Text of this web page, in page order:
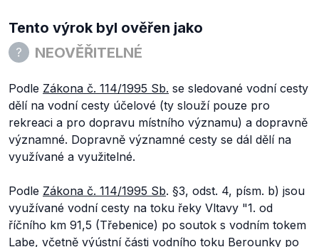
Tento výrok byl ověřen jako
NEOVĚŘITELNÉ
Podle Zákona č. 114/1995 Sb. se sledované vodní cesty
dělí na vodní cesty účelové (ty slouží pouze pro
rekreaci a pro dopravu místního významu) a dopravně
významné. Dopravně významné cesty se dál dělí na
využívané a využitelné.
Podle Zákona č. 114/1995 Sb. §3, odst. 4, písm. b) jsou
využívané vodní cesty na toku řeky Vltavy "1. od
říčního km 91,5 (Třebenice) po soutok s vodním tokem
Labe, včetně výústní části vodního toku Berounky po